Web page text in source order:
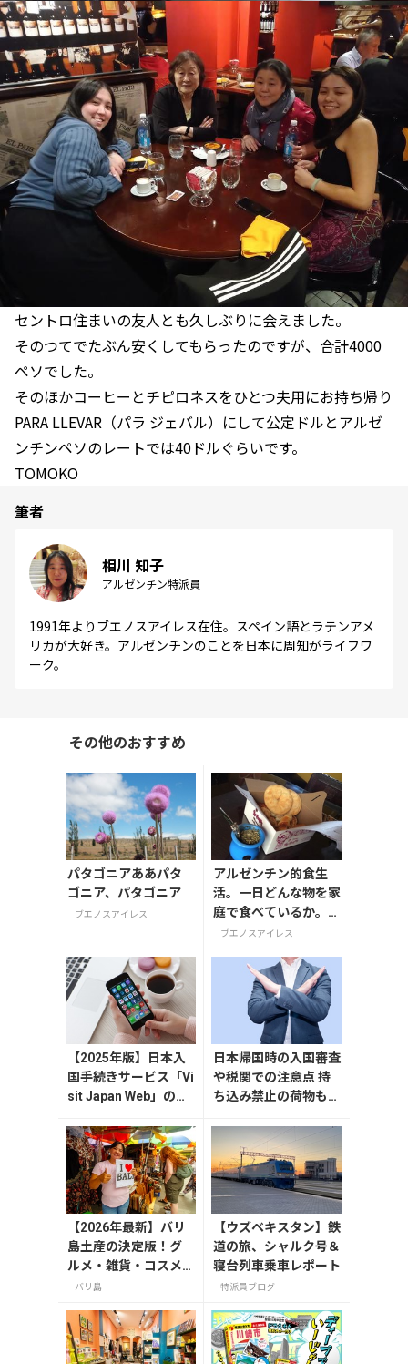
セントロ住まいの友人とも久しぶりに会えました。
そのつてでたぶん安くしてもらったのですが、合計4000
ペソでした。
そのほかコーヒーとチピロネスをひとつ夫用にお持ち帰り
PARA LLEVAR（パラ ジェバル）にして公定ドルとアルゼ
ンチンペソのレートでは40ドルぐらいです。
TOMOKO
筆者
相川 知子
アルゼンチン特派員
1991年よりブエノスアイレス在住。スペイン語とラテンアメ
リカが大好き。アルゼンチンのことを日本に周知がライフワ
ーク。
その他のおすすめ
パタゴニアああパタ
ゴニア、パタゴニア
ブエノスアイレス
アルゼンチン的食生
活。一日どんな物を家
庭で食べているか。ご
覧ください。
ブエノスアイレス
【2025年版】日本入
国手続きサービス「Vi
sit Japan Web」の登
説
日本帰国時の入国審査
や税関での注意点 持
ち込み禁止の荷物も解
【2026年最新】バリ
島土産の決定版！グ
ルメ・雑貨・コスメ
のおすすめ20選
バリ島
【ウズベキスタン】鉄
道の旅、シャルク号＆
寝台列車乗車レポート
特派員ブログ